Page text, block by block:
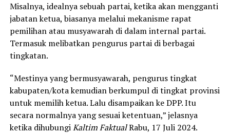
Misalnya, idealnya sebuah partai, ketika akan mengganti
jabatan ketua, biasanya melalui mekanisme rapat
pemilihan atau musyawarah di dalam internal partai.
Termasuk melibatkan pengurus partai di berbagai
tingkatan.
“Mestinya yang bermusyawarah, pengurus tingkat
kabupaten/kota kemudian berkumpul di tingkat provinsi
untuk memilih ketua. Lalu disampaikan ke DPP. Itu
secara normalnya yang sesuai ketentuan,” jelasnya
ketika dihubungiKaltim FaktualRabu, 17 Juli 2024.